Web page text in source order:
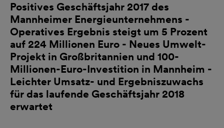
Positives Geschäftsjahr 2017 des
Mannheimer Energieunternehmens -
Operatives Ergebnis steigt um 5 Prozent
auf 224 Millionen Euro - Neues Umwelt-
Projekt in Großbritannien und 100-
Millionen-Euro-Investition in Mannheim -
Leichter Umsatz- und Ergebniszuwachs
für das laufende Geschäftsjahr 2018
erwartet